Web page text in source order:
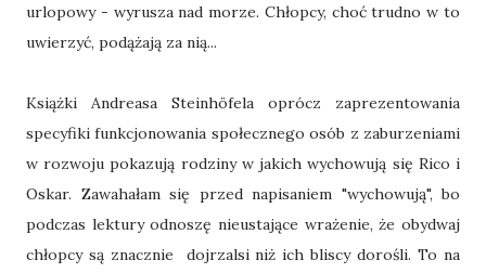
urlopowy - wyrusza nad morze. Chłopcy, choć trudno w to
uwierzyć, podążają za nią...
Książki Andreasa Steinhöfela oprócz zaprezentowania
specyfiki funkcjonowania społecznego osób z zaburzeniami
w rozwoju pokazują rodziny w jakich wychowują się Rico i
Oskar. Zawahałam się przed napisaniem "wychowują", bo
podczas lektury odnoszę nieustające wrażenie, że obydwaj
chłopcy są znacznie dojrzalsi niż ich bliscy dorośli. To na